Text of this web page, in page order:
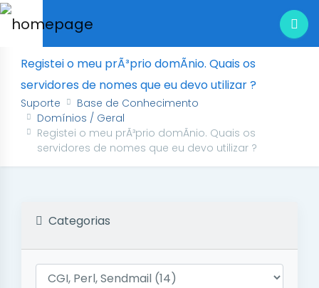
Registei o meu prÃ³prio domÃ­nio. Quais os
servidores de nomes que eu devo utilizar ?
Suporte
Base de Conhecimento
Domí­nios / Geral
Registei o meu prÃ³prio domÃ­nio. Quais os
servidores de nomes que eu devo utilizar ?
Categorias